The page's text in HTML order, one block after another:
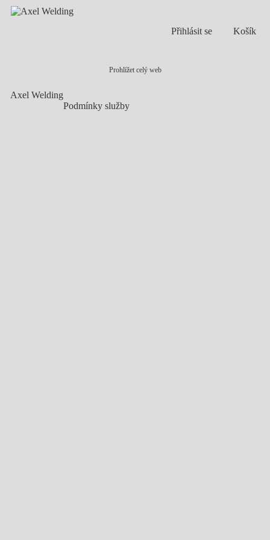
Košík
Přihlásit se
Prohlížet celý web
Axel Welding
Podmínky služby